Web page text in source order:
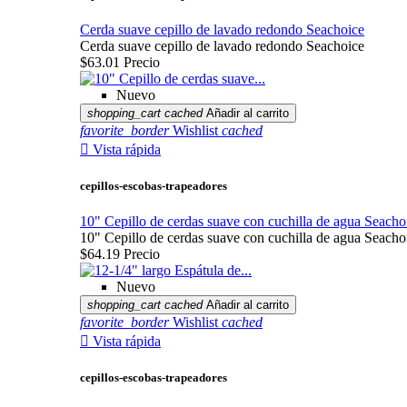
Cerda suave cepillo de lavado redondo Seachoice
Cerda suave cepillo de lavado redondo Seachoice
$63.01 Precio
Nuevo
shopping_cart cached Añadir al carrito
favorite_border Wishlist cached
 Vista rápida
cepillos-escobas-trapeadores
10" Cepillo de cerdas suave con cuchilla de agua
10" Cepillo de cerdas suave con cuchilla de agua
$64.19 Precio
Nuevo
shopping_cart cached Añadir al carrito
favorite_border Wishlist cached
 Vista rápida
cepillos-escobas-trapeadores